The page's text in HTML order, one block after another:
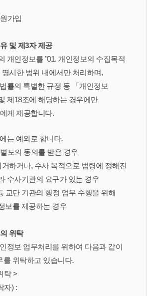
가입
및 제3자 제공
개인정보를 "01. 개인정보의 수집목적
시한 범위 내에서만 처리하며,
률의 특별한 규정 등 「개인정보
제18조에 해당하는 경우에만
게 제공합니다.
는 예외로 합니다.
도의 동의를 받은 경우
하거나, 수사 목적으로 법령에 정해진
수사기관의 요구가 있는 경우
교단 기관의 행정 업무 수행을 위해
보를 제공하는 경우
위탁
정보 업무처리를 위하여 다음과 같이
를 위탁하고 있습니다.
탁 >
자) :